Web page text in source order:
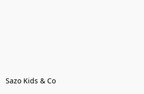
Sazo Kids & Co